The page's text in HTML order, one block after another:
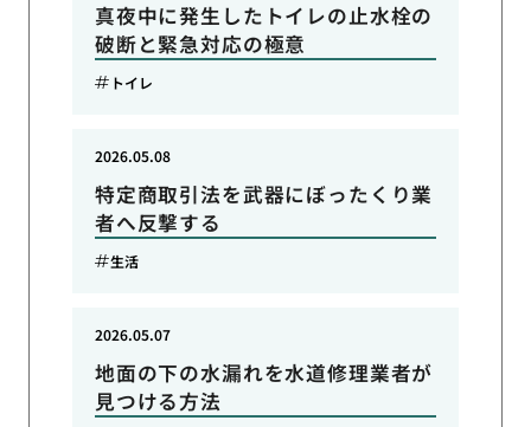
真夜中に発生したトイレの止水栓の
破断と緊急対応の極意
トイレ
特定商取引法を武器にぼったくり業
者へ反撃する
2026.05.08
生活
地面の下の水漏れを水道修理業者が
見つける方法
2026.05.07